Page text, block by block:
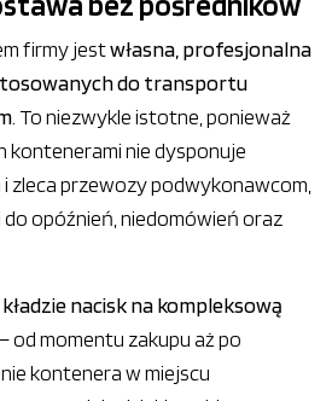
firmy jestwłasna, profesjonalna
do transportu
. To niezwykle istotne, ponieważ
kontenerami nie dysponuje
zleca przewozy podwykonawcom,
opóźnień, niedomówień oraz
nacisk na kompleksową
– od momentu zakupu aż po
kontenera w miejscu